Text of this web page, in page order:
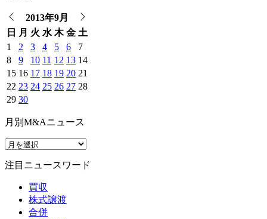
2013年9月
日
月 火 水 木 金 土
1
2 3 4 5 6
7
8
9 10 11 12 13 14
15 16 17 18 19 20 21
22 23 24 25 26 27 28
29 30
月別M&Aニュース
注目ニュースワード
買収
株式譲渡
合併